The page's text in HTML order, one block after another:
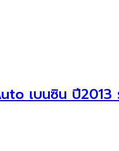
เบนซิน ปี2013